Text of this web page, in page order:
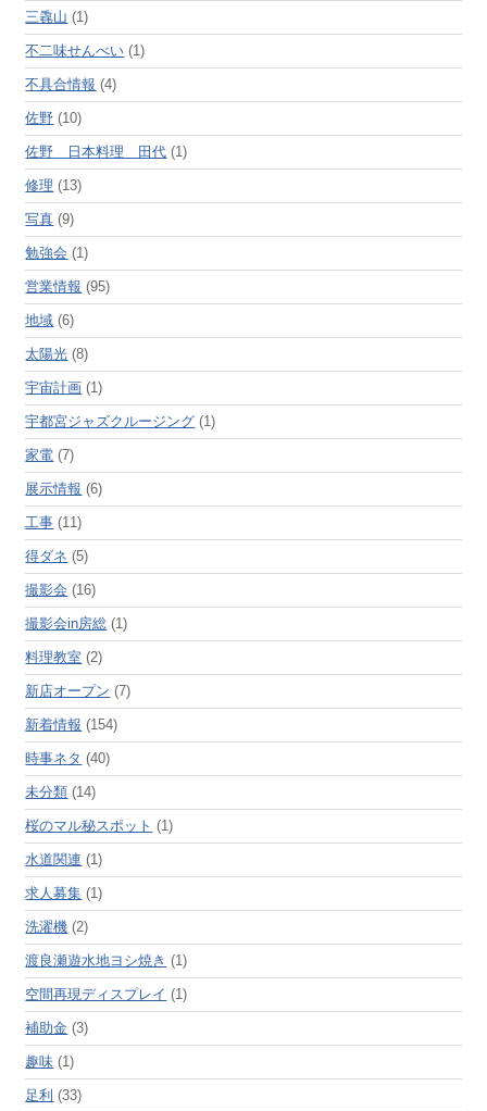
三毳山 (1)
不二味せんべい (1)
不具合情報 (4)
佐野 (10)
佐野 日本料理 田代 (1)
修理 (13)
写真 (9)
勉強会 (1)
営業情報 (95)
地域 (6)
太陽光 (8)
宇宙計画 (1)
宇都宮ジャズクルージング (1)
家電 (7)
展示情報 (6)
工事 (11)
得ダネ (5)
撮影会 (16)
撮影会in房総 (1)
料理教室 (2)
新店オープン (7)
新着情報 (154)
時事ネタ (40)
未分類 (14)
桜のマル秘スポット (1)
水道関連 (1)
求人募集 (1)
洗濯機 (2)
渡良瀬遊水地ヨシ焼き (1)
空間再現ディスプレイ (1)
補助金 (3)
趣味 (1)
足利 (33)